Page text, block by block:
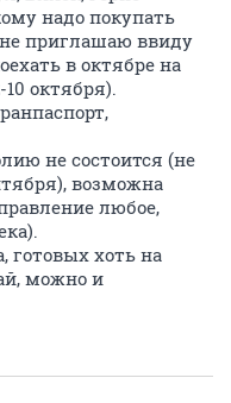
надо покупать
приглашаю ввиду
в октябре на
октября).
не состоится (не
возможна
любое,
готовых хоть на
можно и